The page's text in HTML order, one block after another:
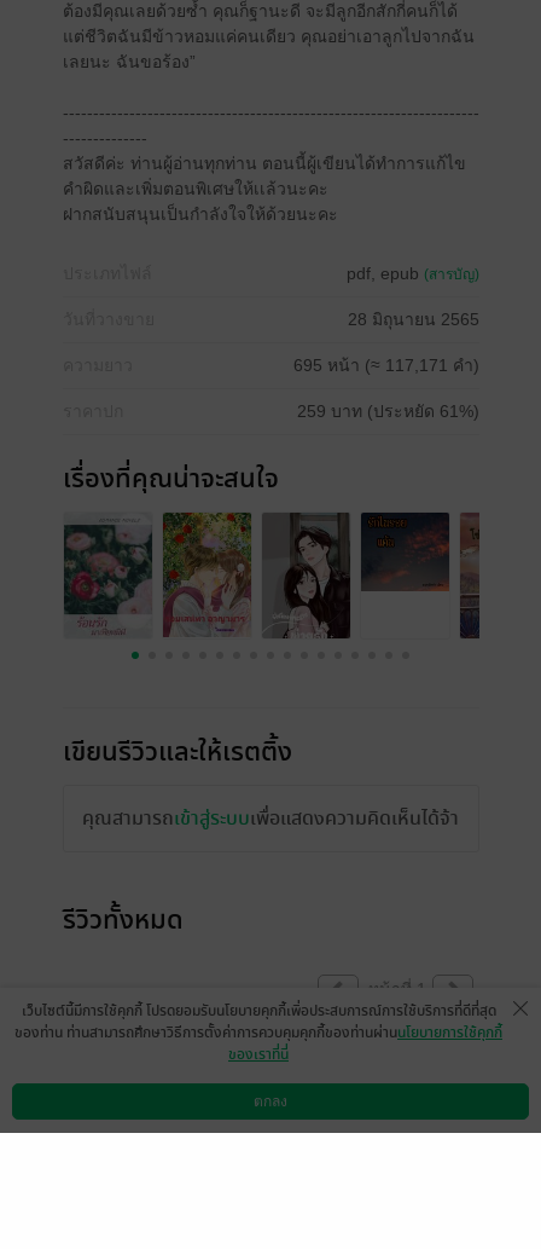
ต้องมีคุณเลยด้วยซ้ำ คุณก็ฐานะดี จะมีลูกอีกสักกี่คนก็ได้
แต่ชีวิตฉันมีข้าวหอมแค่คนเดียว คุณอย่าเอาลูกไปจากฉัน
เลยนะ ฉันขอร้อง”
---------------------------------------------------------------------
--------------
สวัสดีค่ะ ท่านผู้อ่านทุกท่าน ตอนนี้ผู้เขียนได้ทำการแก้ไข
คำผิดและเพิ่มตอนพิเศษให้เเล้วนะคะ
ฝากสนับสนุนเป็นกำลังใจให้ด้วยนะคะ
pdf, epub (สารบัญ)
28 มิถุนายน 2565
695 หน้า (≈ 117,171 คำ)
259 บาท (ประหยัด 61%)
เรื่องที่คุณน่าจะสนใจ
เขียนรีวิวและให้เรตติ้ง
คุณสามารถเข้าสู่ระบบเพื่อแสดงความคิดเห็นได้จ้า
รีวิวทั้งหมด
หน้าที่ 1
กับคู่อื่นๆด้วยค่ะ รู้สึกว่ายังไม่เคลียร์เลย
ดาวน์โหลดแอป วิธีการใช้งาน ติดต่อเรา
เว็บไซต์นี้มีการใช้คุกกี้ โปรดยอมรับนโยบายคุกกี้เพื่อประสบการณ์การใช้บริการที่ดีที่สุด
ของท่าน ท่านสามารถศึกษาวิธีการตั้งค่าการควบคุมคุกกี้ของท่านผ่านนโยบายการใช้คุกกี้
ของเราที่นี่
ตกลง